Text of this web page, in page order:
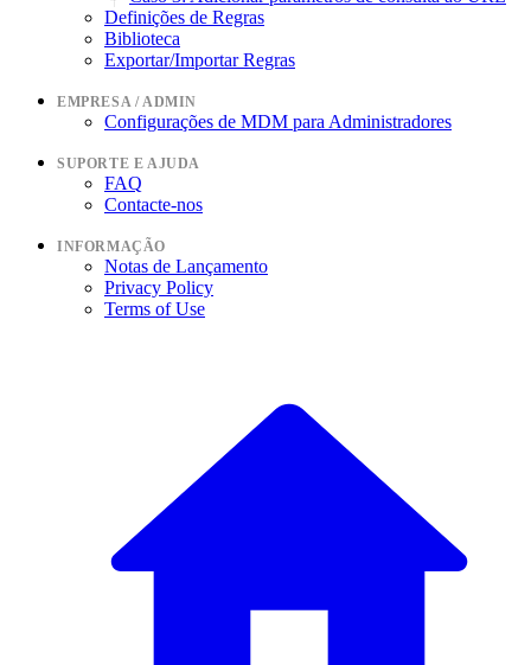
Definições de Regras
Biblioteca
Exportar/Importar Regras
EMPRESA / ADMIN
Configurações de MDM para Administradores
SUPORTE E AJUDA
FAQ
Contacte-nos
INFORMAÇÃO
Notas de Lançamento
Privacy Policy
Terms of Use